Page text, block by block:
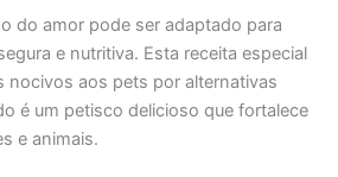
do amor pode ser adaptado para
e nutritiva. Esta receita especial
nocivos aos pets por alternativas
é um petisco delicioso que fortalece
e animais.